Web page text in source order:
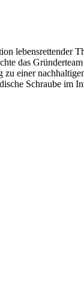
lebensrettender
das
einer
Schraube im